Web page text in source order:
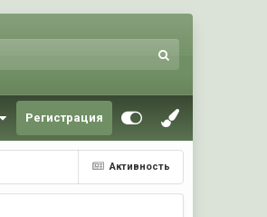
Регистрация
Активность